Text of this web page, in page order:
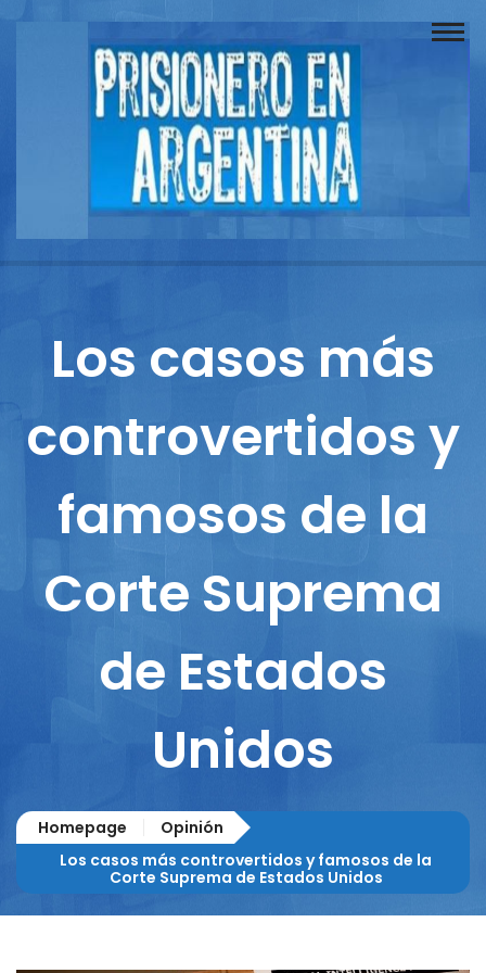
Buscador
Documentos
Reportajes
Columnistas
Los casos más
controvertidos y
famosos de la
Corte Suprema
de Estados
Unidos
Homepage
Opinión
Los casos más controvertidos y famosos de la
Corte Suprema de Estados Unidos